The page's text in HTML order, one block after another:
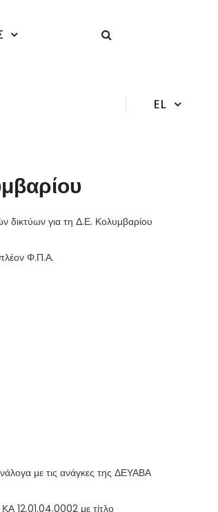
EL
δικτύων για τη Δ.Ε. Κολυμβαρίου
Φ.Π.Α.
με τις ανάγκες της ΔΕΥΑΒΑ
με τίτλο